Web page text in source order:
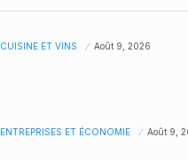
CUISINE ET VINS Août 9, 2026
ENTREPRISES ET ÉCONOMIE Août 9,